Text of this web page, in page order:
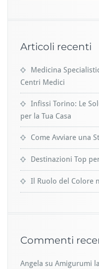
Articoli recenti
Medicina
Centri Medici
Infissi Torino: Le
per la Tua Casa
Come Avviare una
Destinazioni Top
Il Ruolo del Colore
Commenti
Angela su Amigurumi